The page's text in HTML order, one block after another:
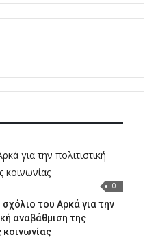
0
του Αρκά για την
αναβάθμιση της
κοινωνίας